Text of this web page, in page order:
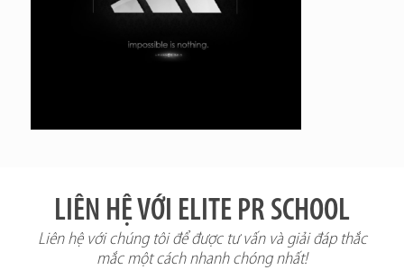
LIÊN HỆ VỚI ELITE PR SCHOOL
Liên hệ với chúng tôi để được tư vấn và giải đáp thắc
mắc một cách nhanh chóng nhất!